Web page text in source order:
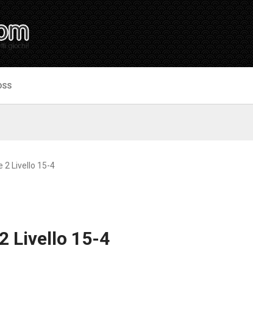
2 Livello 15-4
Livello 15-4